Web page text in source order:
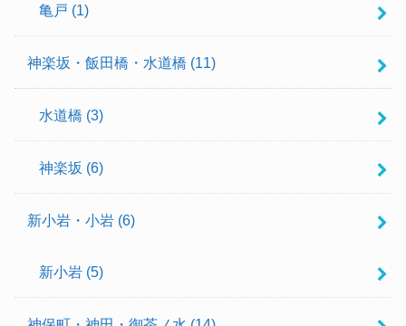
亀戸 (1)
神楽坂・飯田橋・水道橋 (11)
水道橋 (3)
神楽坂 (6)
新小岩・小岩 (6)
新小岩 (5)